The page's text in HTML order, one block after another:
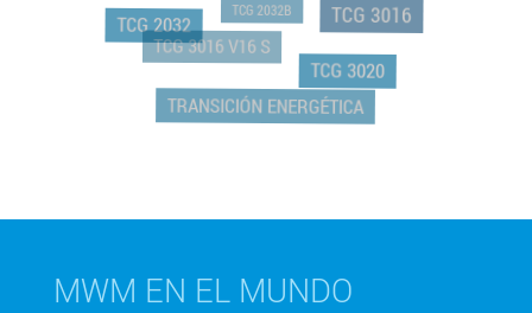
TCG 2032
TCG 2032B TCG 3016
TCG 3016 V16 S
TCG 3020
TRANSICIÓN ENERGÉTICA
MWM EN EL MUNDO